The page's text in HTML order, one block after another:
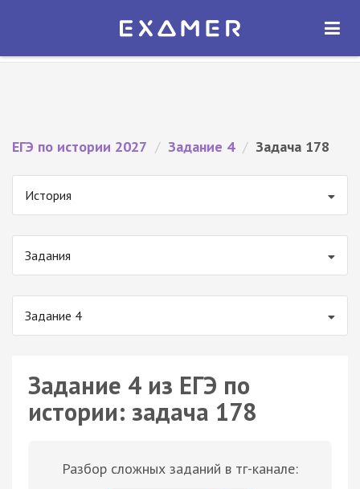
Экзамер — ЕГЭ 2027
ОТКРЫТЬ
ЕГЭ по истории 2027 / Задание 4 / Задача 178
История
Задания
Задание 4
Задание 4 из ЕГЭ по
истории: задача 178
Разбор сложных заданий в тг-канале: